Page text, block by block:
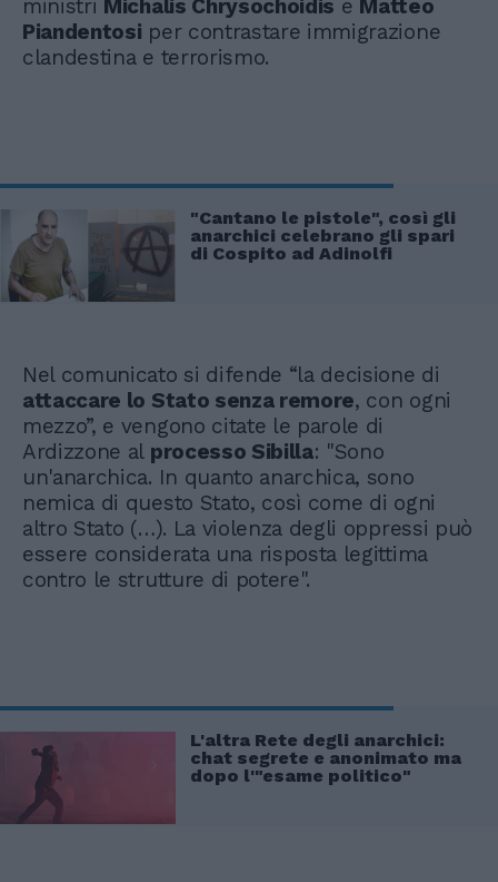
ministri Michalis Chrysochoidis e Matteo
Piandentosi per contrastare immigrazione
clandestina e terrorismo.
"Cantano le pistole", così gli
anarchici celebrano gli spari
di Cospito ad Adinolfi
Nel comunicato si difende “la decisione di
attaccare lo Stato senza remore, con ogni
mezzo”, e vengono citate le parole di
Ardizzone al processo Sibilla: "Sono
un'anarchica. In quanto anarchica, sono
nemica di questo Stato, così come di ogni
altro Stato (…). La violenza degli oppressi può
essere considerata una risposta legittima
contro le strutture di potere".
L'altra Rete degli anarchici:
chat segrete e anonimato ma
dopo l'"esame politico"